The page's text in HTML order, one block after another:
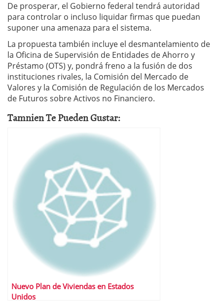
De prosperar, el Gobierno federal tendrá autoridad
para controlar o incluso liquidar firmas que puedan
suponer una amenaza para el sistema.
La propuesta también incluye el desmantelamiento de
la Oficina de Supervisión de Entidades de Ahorro y
Préstamo (OTS) y, pondrá freno a la fusión de dos
instituciones rivales, la Comisión del Mercado de
Valores y la Comisión de Regulación de los Mercados
de Futuros sobre Activos no Financiero.
Tamnien Te Pueden Gustar:
Nuevo Plan de Viviendas en Estados
Unidos